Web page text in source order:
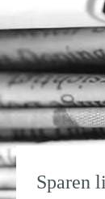
Sparen